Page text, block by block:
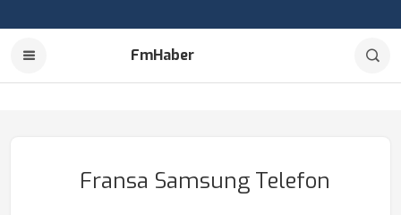
FmHaber
Fransa Samsung Telefon